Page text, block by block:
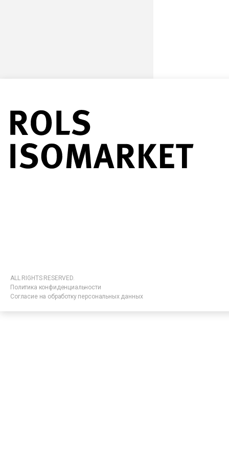
ALL RIGHTS RESERVED.
Политика конфиденциальности
Согласие на обработку персональных данных